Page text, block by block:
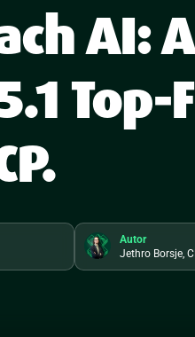
AI:
Top-
Autor
Jethro Borsje,